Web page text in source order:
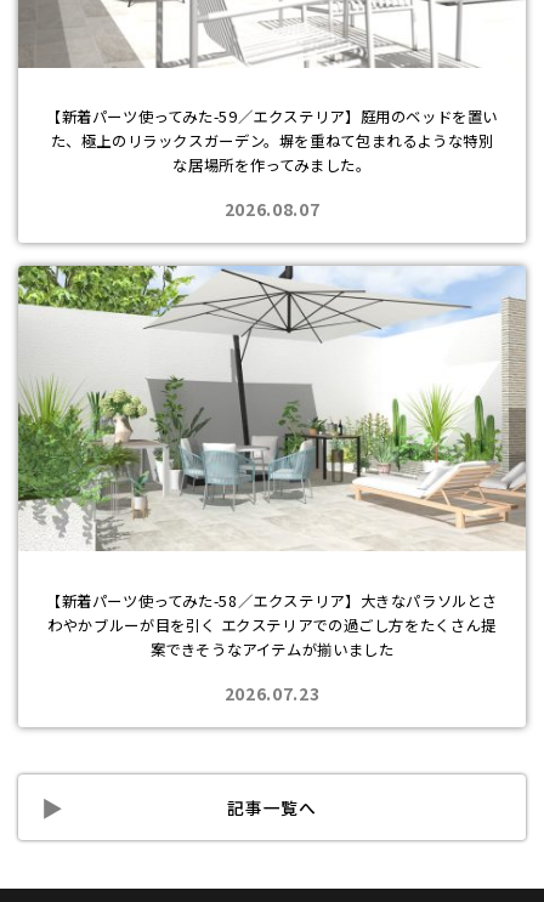
【新着パーツ使ってみた-59／エクステリア】庭用のベッドを置い
た、極上のリラックスガーデン。塀を重ねて包まれるような特別
な居場所を作ってみました。
2026.08.07
【新着パーツ使ってみた-58／エクステリア】大きなパラソルとさ
わやかブルーが目を引く エクステリアでの過ごし方をたくさん提
案できそうなアイテムが揃いました
2026.07.23
記事一覧へ